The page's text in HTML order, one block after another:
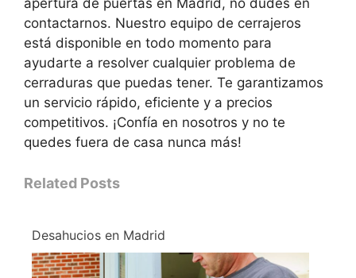
contactarnos. Nuestro equipo de cerrajeros
está disponible en todo momento para
ayudarte a resolver cualquier problema de
cerraduras que puedas tener. Te garantizamos
un servicio rápido, eficiente y a precios
competitivos. ¡Confía en nosotros y no te
quedes fuera de casa nunca más!
Related Posts
Desahucios en Madrid